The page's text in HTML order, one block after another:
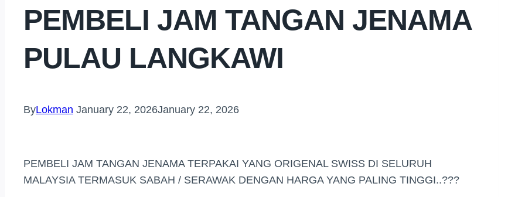
PEMBELI JAM TANGAN JENAMA
PULAU LANGKAWI
ByLokman January 22, 2026January 22, 2026
PEMBELI JAM TANGAN JENAMA TERPAKAI YANG ORIGENAL SWISS DI SELURUH
MALAYSIA TERMASUK SABAH / SERAWAK DENGAN HARGA YANG PALING TINGGI..???